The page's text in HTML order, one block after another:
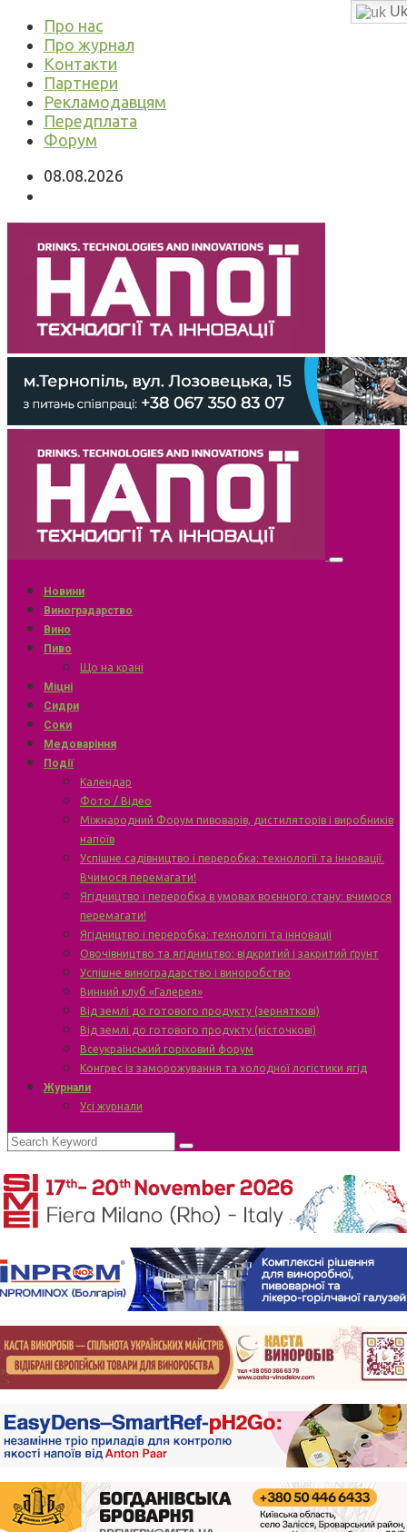
Про нас
Про журнал
Контакти
Партнери
Рекламодавцям
Передплата
Форум
08.08.2026
Новини
Виноградарство
Вино
Пиво
Що на крані
Міцні
Сидри
Соки
Медоваріння
Події
Календар
Фото / Відео
Міжнародний Форум пивоварів, дистиляторів і виробників
напоїв
Успішне садівництво і переробка: технології та інновації.
Вчимося перемагати!
Ягідництво і переробка в умовах воєнного стану: вчимося
перемагати!
Ягідництво і переробка: технології та інновації
Овочівництво та ягідництво: відкритий і закритий ґрунт
Успішне виноградарство і виноробство
Винний клуб «Галерея»
Від землі до готового продукту (зерняткові)
Від землі до готового продукту (кісточкові)
Всеукраїнський горіховий форум
Конгрес із заморожування та холодної логістики ягід
Журнали
Усі журнали